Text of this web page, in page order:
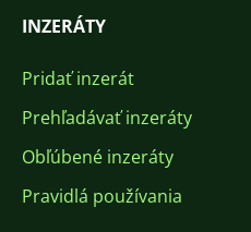
INZERÁTY
Pridať inzerát
Prehľadávať inzeráty
Obľúbené inzeráty
Pravidlá používania